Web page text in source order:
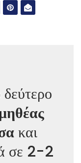
και
σε 2-2